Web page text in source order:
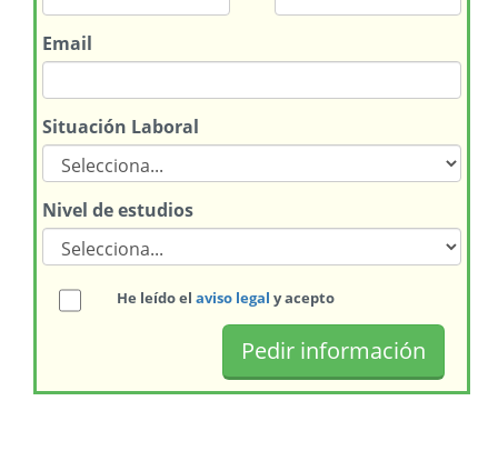
Email
Situación Laboral
Nivel de estudios
He leído el aviso legal y acepto